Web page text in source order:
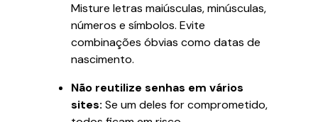
Misture letras maiúsculas, minúsculas,
números e símbolos. Evite
combinações óbvias como datas de
nascimento.
Não reutilize senhas em vários
sites: Se um deles for comprometido,